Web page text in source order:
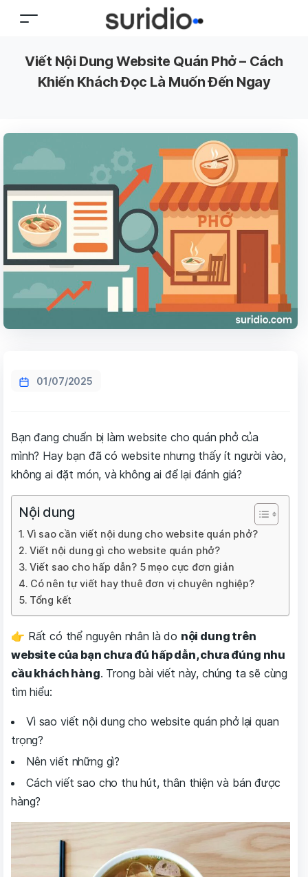
Viết Nội Dung Website Quán Phở – Cách
Khiến Khách Đọc Là Muốn Đến Ngay
01/07/2025
Bạn đang chuẩn bị làm website cho quán phở của
mình? Hay bạn đã có website nhưng thấy ít người vào,
không ai đặt món, và không ai để lại đánh giá?
Nội dung
Vì sao cần viết nội dung cho website quán phở?
Viết nội dung gì cho website quán phở?
Viết sao cho hấp dẫn? 5 mẹo cực đơn giản
Có nên tự viết hay thuê đơn vị chuyên nghiệp?
Tổng kết
👉 Rất có thể nguyên nhân là do nội dung trên
website của bạn chưa đủ hấp dẫn, chưa đúng nhu
cầu khách hàng. Trong bài viết này, chúng ta sẽ cùng
tìm hiểu:
Vì sao viết nội dung cho website quán phở lại quan
trọng?
Nên viết những gì?
Cách viết sao cho thu hút, thân thiện và bán được
hàng?